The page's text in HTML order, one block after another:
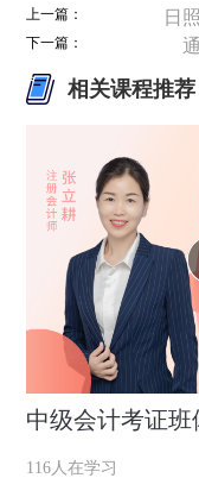
上一篇： 日
下一篇：
相关课程推荐
中级会计考证班
116人在学习